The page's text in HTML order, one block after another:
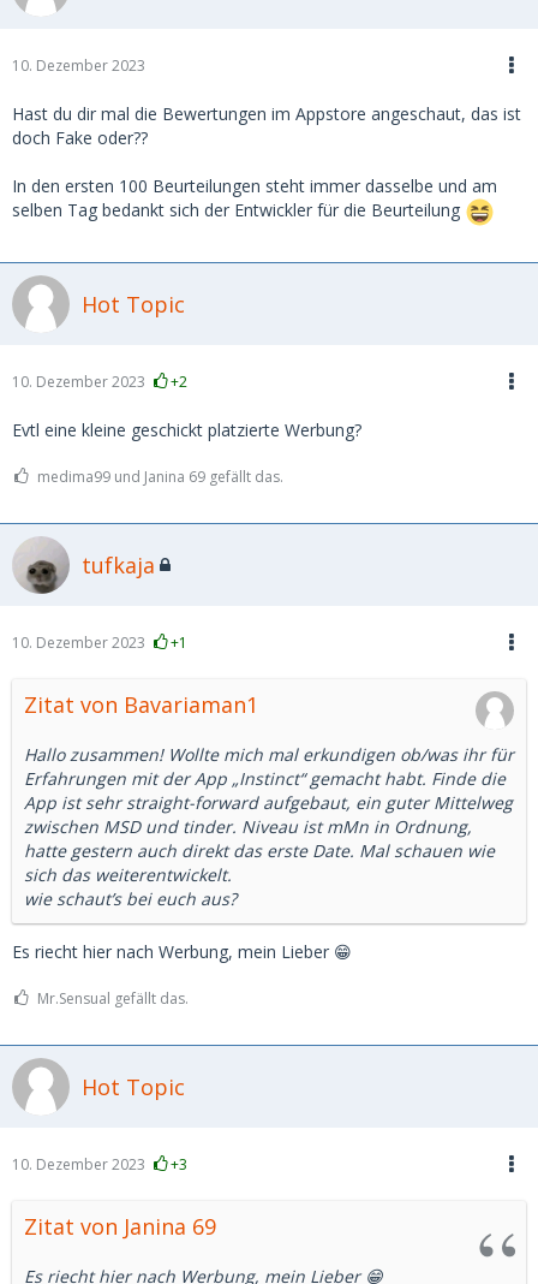
10. Dezember 2023
Hast du dir mal die Bewertungen im Appstore angeschaut, das ist
doch Fake oder??
In den ersten 100 Beurteilungen steht immer dasselbe und am
selben Tag bedankt sich der Entwickler für die Beurteilung
Hot Topic
10. Dezember 2023 +2
Evtl eine kleine geschickt platzierte Werbung?
medima99 und Janina 69 gefällt das.
tufkaja
10. Dezember 2023 +1
Zitat von Bavariaman1
Hallo zusammen! Wollte mich mal erkundigen ob/was ihr für
Erfahrungen mit der App „Instinct“ gemacht habt. Finde die
App ist sehr straight-forward aufgebaut, ein guter Mittelweg
zwischen MSD und tinder. Niveau ist mMn in Ordnung,
hatte gestern auch direkt das erste Date. Mal schauen wie
sich das weiterentwickelt.
wie schaut’s bei euch aus?
Es riecht hier nach Werbung, mein Lieber 😁
Mr.Sensual gefällt das.
Hot Topic
10. Dezember 2023 +3
Zitat von Janina 69
Es riecht hier nach Werbung, mein Lieber 😁